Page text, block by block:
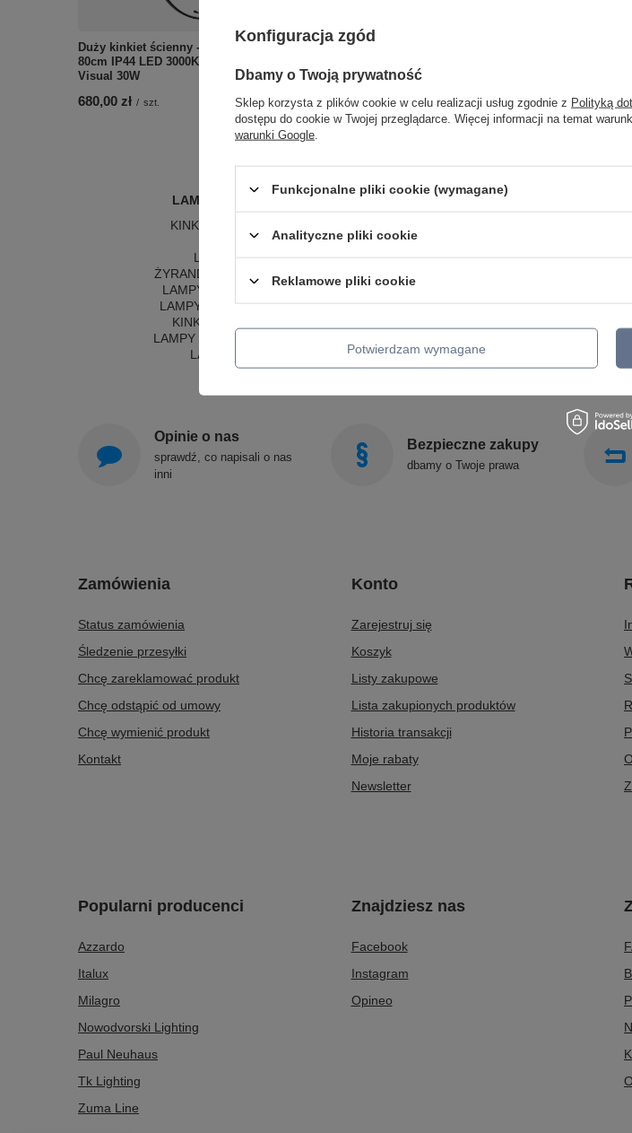
Duży kinkiet ścienny - czarny pierścień
80cm IP44 LED 3000K Maxlight W0437
Visual 30W
680,00 zł / szt.
Podłużny kinkiet 89cm w kolorze chrom
W0405D Trio
1 249,00 zł / szt.
LAMPY WEWNĘTRZNE
KINKIETY NAD LUSTRO
ŻYRANDOLE
LAMPKI NOCNE
ŻYRANDOLE KRYSZTAŁOWE
LAMPY WISZĄCE CZARNE
LAMPY WISZĄCE - OKRĘGI
KINKIETY DO SYPIALNI
LAMPY SUFITOWE OKRĄGŁE
LAMPY WISZĄCE
LAMPY ZEWNĘTRZNE
LAMPY OGRODOWE - WISZĄCE
LAMPY OGRODOWE - SUFITOWE
OŚWIETLENIE SCHODÓW
ZEWNĘTRZNE
Opinie o nas
sprawdź, co napisali o nas
inni
Bezpieczne zakupy
dbamy o Twoje prawa
Zamówienia
Status zamówienia
Śledzenie przesyłki
Chcę zareklamować produkt
Chcę odstąpić od umowy
Chcę wymienić produkt
Kontakt
Konto
Zarejestruj się
Koszyk
Listy zakupowe
Lista zakupionych produktów
Historia transakcji
Moje rabaty
Newsletter
Popularni producenci
Azzardo
Italux
Milagro
Nowodvorski Lighting
Paul Neuhaus
Tk Lighting
Zuma Line
Znajdziesz nas
Facebook
Instagram
Opineo
Konfiguracja zgód
Dbamy o Twoją prywatność
Sklep korzysta z plików cookie w celu realizacji usług zgodnie z Polityką
dostępu do cookie w Twojej przeglądarce. Więcej informacji na temat
warunki Google
Funkcjonalne pliki cookie (wymagane)
Analityczne pliki cookie
Reklamowe pliki cookie
Potwierdzam wymagane